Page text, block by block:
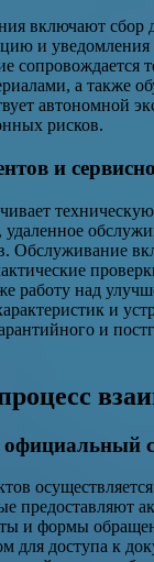
включают сбор
и
сопровождается
а также
автономной
рисков.
и
удаленное
Обслуживание
работу над
и
и
предоставляют
и формы
для доступа к